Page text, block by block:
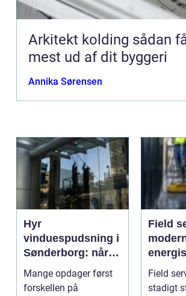
Arkitekt kolding sådan får du
mest ud af dit byggeri
Annika Sørensen
Hyr
vinduespudsning i
Sønderborg: når
det skal være nemt
Mange opdager først
forskellen på
Field
Field
stadigt